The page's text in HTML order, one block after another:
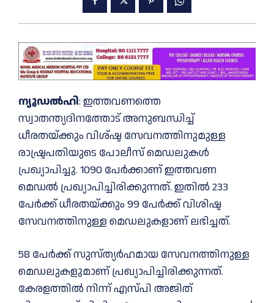
ന്യൂഡൽഹി: ഇത്തവണത്തെ
സ്വാതന്ത്യദിനത്തോട് അനുബന്ധിച്ച്‌
ധീരതയ്ക്കും വിശ്ഷ്ട സേവനത്തിനുമുള്ള
രാഷ്ട്രപതിയുടെ പോലീസ് മെഡലുകള്‍
പ്രഖ്യാപിച്ചു. 1090 പേര്‍ക്കാണ് ഇത്തവണ
മെഡല്‍ പ്രഖ്യാപിച്ചിരിക്കുന്നത്. ഇതില്‍ 233
പേര്‍ക്ക് ധീരതയ്ക്കും 99 പേര്‍ക്ക് വിശിഷ്ട
സേവനത്തിനുള്ള മെഡലുകളാണ് ലഭിച്ചത്.
58 പേര്‍ക്ക് സുസ്ത്യര്‍ഹമായ സേവനത്തിനുള്ള
മെഡലുകളുമാണ് പ്രഖ്യാപിച്ചിരിക്കുന്നത്.
കേരളത്തില്‍ നിന്ന് എസ്പി അജിത്